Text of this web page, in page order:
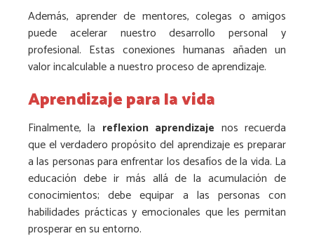
Además, aprender de mentores, colegas o amigos
puede acelerar nuestro desarrollo personal y
profesional. Estas conexiones humanas añaden un
valor incalculable a nuestro proceso de aprendizaje.
Aprendizaje para la vida
Finalmente, la reflexion aprendizaje nos recuerda
que el verdadero propósito del aprendizaje es preparar
a las personas para enfrentar los desafíos de la vida. La
educación debe ir más allá de la acumulación de
conocimientos; debe equipar a las personas con
habilidades prácticas y emocionales que les permitan
prosperar en su entorno.